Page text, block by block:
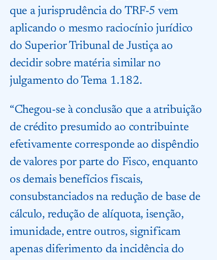
que a jurisprudência do TRF-5 vem
aplicando o mesmo raciocínio jurídico
do Superior Tribunal de Justiça ao
decidir sobre matéria similar no
julgamento do Tema 1.182.
“Chegou-se à conclusão que a atribuição
de crédito presumido ao contribuinte
efetivamente corresponde ao dispêndio
de valores por parte do Fisco, enquanto
os demais benefícios fiscais,
consubstanciados na redução de base de
cálculo, redução de alíquota, isenção,
imunidade, entre outros, significam
apenas diferimento da incidência do